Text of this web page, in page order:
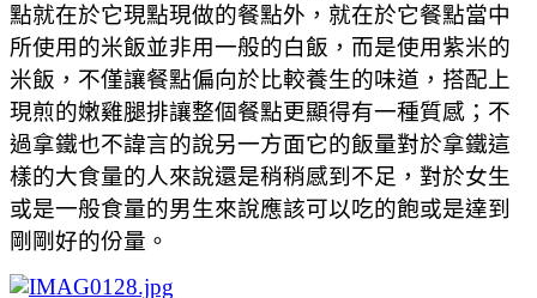
點就在於它現點現做的餐點外，就在於它餐點當中
所使用的米飯並非用一般的白飯，而是使用紫米的
米飯，不僅讓餐點偏向於比較養生的味道，搭配上
現煎的嫩雞腿排讓整個餐點更顯得有一種質感；不
過拿鐵也不諱言的說另一方面它的飯量對於拿鐵這
樣的大食量的人來說還是稍稍感到不足，對於女生
或是一般食量的男生來說應該可以吃的飽或是達到
剛剛好的份量。